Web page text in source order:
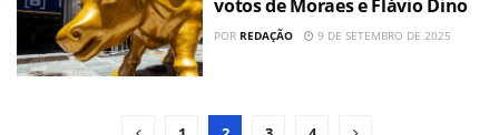
votos de Moraes e Flávio Dino
POR REDAÇÃO 9 DE SETEMBRO DE 2025